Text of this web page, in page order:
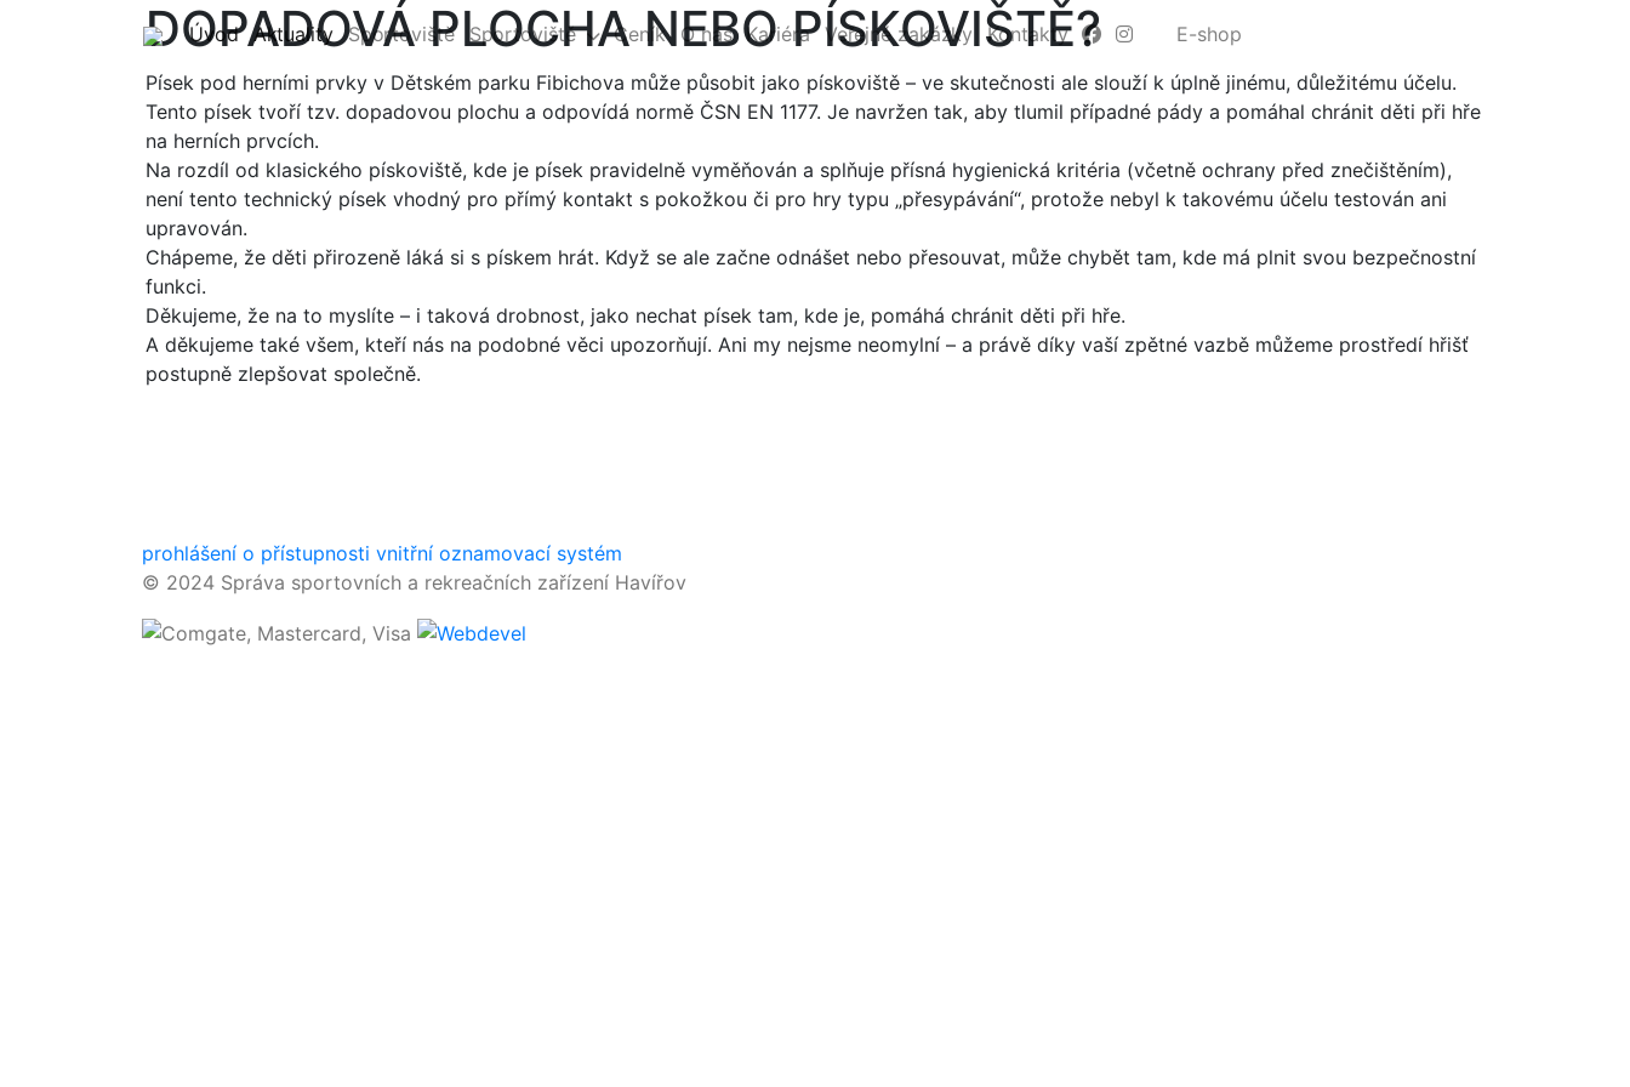
Úvod(current)
Aktuality(current)
Sportoviště Sportoviště Ceník O nás Kariéra Veřejné zakázky Kontakty E-shop
DOPADOVÁ PLOCHA NEBO PÍSKOVIŠTĚ?
Písek pod herními prvky v Dětském parku Fibichova může působit jako pískoviště – ve skutečnosti ale slouží k úplně jinému, důležitému účelu.
Tento písek tvoří tzv. dopadovou plochu a odpovídá normě ČSN EN 1177. Je navržen tak, aby tlumil případné pády a pomáhal chránit děti při hře
na herních prvcích.
Na rozdíl od klasického pískoviště, kde je písek pravidelně vyměňován a splňuje přísná hygienická kritéria (včetně ochrany před znečištěním),
není tento technický písek vhodný pro přímý kontakt s pokožkou či pro hry typu „přesypávání“, protože nebyl k takovému účelu testován ani
upravován.
Chápeme, že děti přirozeně láká si s pískem hrát. Když se ale začne odnášet nebo přesouvat, může chybět tam, kde má plnit svou bezpečnostní
funkci.
Děkujeme, že na to myslíte – i taková drobnost, jako nechat písek tam, kde je, pomáhá chránit děti při hře.
A děkujeme také všem, kteří nás na podobné věci upozorňují. Ani my nejsme neomylní – a právě díky vaší zpětné vazbě můžeme prostředí hřišť
postupně zlepšovat společně.
prohlášení o přístupnosti vnitřní oznamovací systém
© 2024 Správa sportovních a rekreačních zařízení Havířov